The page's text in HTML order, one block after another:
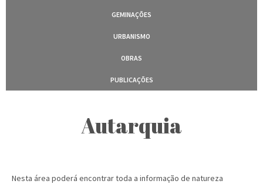
GEMINAÇÕES
URBANISMO
OBRAS
PUBLICAÇÕES
Autarquia
Nesta área poderá encontrar toda a informação de natureza